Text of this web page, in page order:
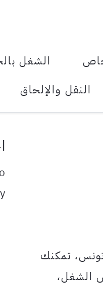
الشغل
النقل والإلحاق
تمكنك
الشغل،